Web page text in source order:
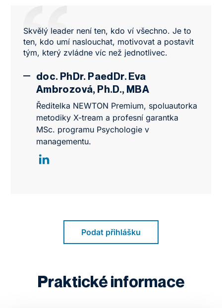
Skvělý leader není ten, kdo ví všechno. Je to
ten, kdo umí naslouchat, motivovat a postavit
tým, který zvládne víc než jednotlivec.
doc. PhDr. PaedDr. Eva
Ambrozová, Ph.D., MBA
Ředitelka NEWTON Premium, spoluautorka
metodiky X-tream a profesní garantka
MSc. programu Psychologie v
managementu.
Podat přihlášku
Praktické informace